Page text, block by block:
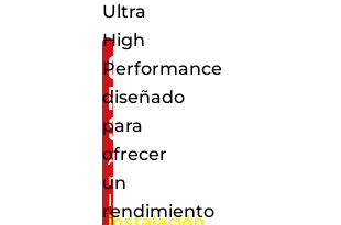
Consíguelo
por
solo:
Al
realizar
la
Ultra
High
Performance
diseñado
para
ofrecer
un
rendimiento